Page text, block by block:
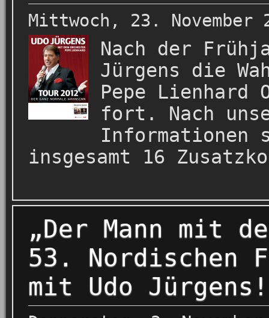
Mittwoch, 23. November
Nach der
Jürgens die
Pepe Lienhard
fort. Nach
Informationen
insgesamt 16
„Der Mann mit
53. Nordischen
mit Udo Jürgens!